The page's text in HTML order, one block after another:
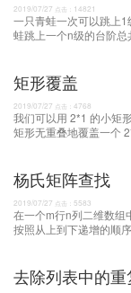
2019/07/27 点击： 14821
一只青蛙一次可以跳上
蛙跳上一个n级的台阶
矩形覆盖
2019/07/27 点击： 4768
我们可以用 2*1 的小矩
矩形无重叠地覆盖一个
杨氏矩阵查找
2019/07/27 点击： 5583
在一个m行n列二维数组
按照从上到下递增的顺
去除列表中的